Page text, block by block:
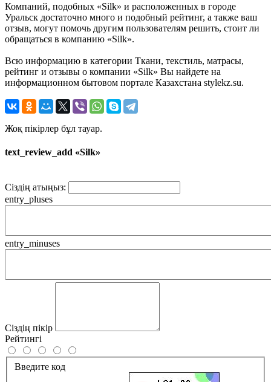
Компаний, подобных «Silk» и расположенных в городе
Уральск достаточно много и подобный рейтинг, а также ваш
отзыв, могут помочь другим пользователям решить, стоит ли
обращаться в компанию «Silk».
Всю информацию в категории Ткани, текстиль, матрасы,
рейтинг и отзывы о компании «Silk» Вы найдете на
информационном бытовом портале Казахстана stylekz.su.
Жоқ пікірлер бұл тауар.
text_review_add «Silk»
Сіздің атыңыз:
entry_pluses
entry_minuses
Сіздің пікір
Рейтингі
Введите код